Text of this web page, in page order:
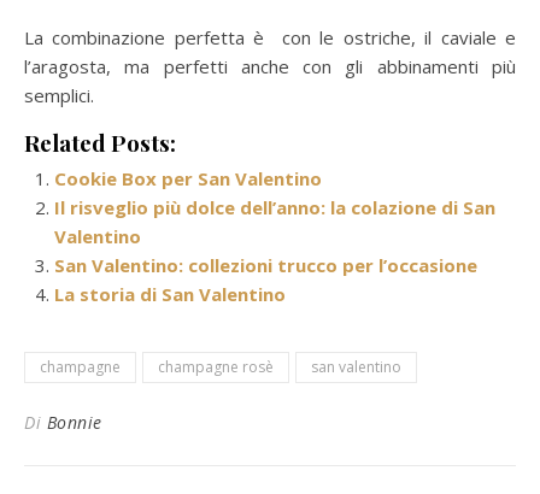
La combinazione perfetta è con le ostriche, il caviale e
l’aragosta, ma perfetti anche con gli abbinamenti più
semplici.
Related Posts:
Cookie Box per San Valentino
Il risveglio più dolce dell’anno: la colazione di San
Valentino
San Valentino: collezioni trucco per l’occasione
La storia di San Valentino
champagne champagne rosè san valentino
Di Bonnie